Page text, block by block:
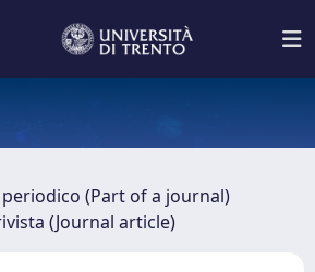
(Part of a journal)
(Journal article)